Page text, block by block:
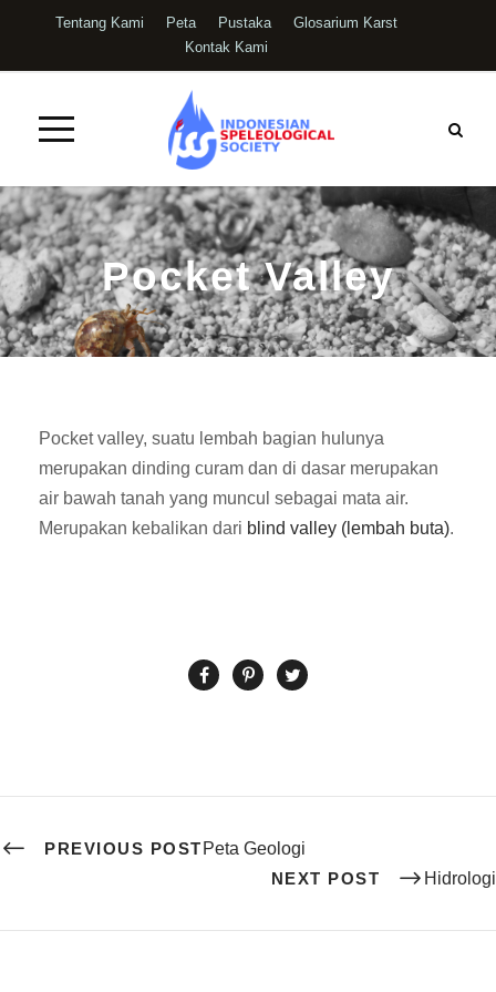
Tentang Kami Peta Pustaka
Glosarium Karst
Kontak Kami
Pocket Valley
Pocket valley, suatu lembah bagian hulunya
merupakan dinding curam dan di dasar merupakan
air bawah tanah yang muncul sebagai mata air.
Merupakan kebalikan dari blind valley (lembah buta).
PREVIOUS POST Peta Geologi
NEXT POST
Hidrologi